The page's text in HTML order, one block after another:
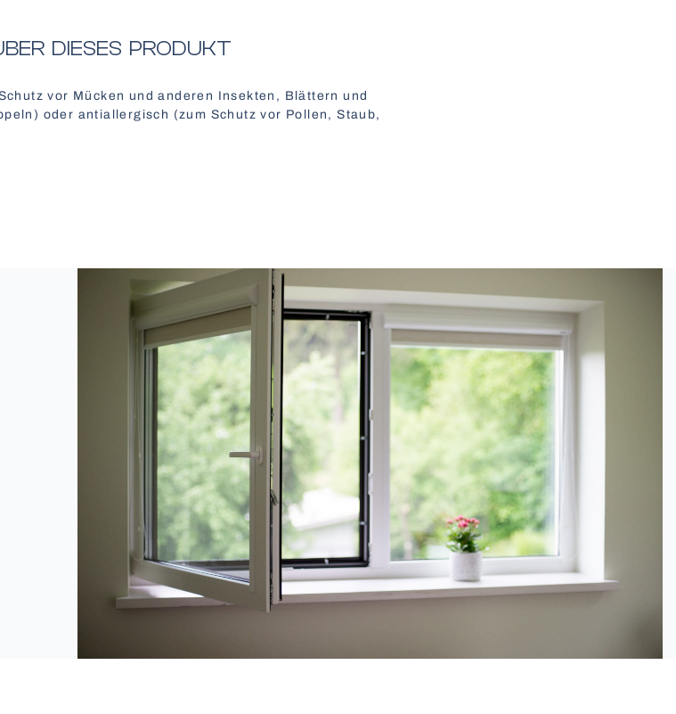
DIESES PRODUKT
vor Mücken und anderen Insekten, Blättern und
oder antiallergisch (zum Schutz vor Pollen, Staub,